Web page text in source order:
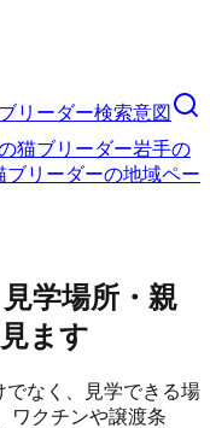
リーダー検索意図
猫ブリーダー岩手の
ブリーダーの地域ペー
学場所・親
ます
でなく、見学できる場
ワクチンや譲渡条